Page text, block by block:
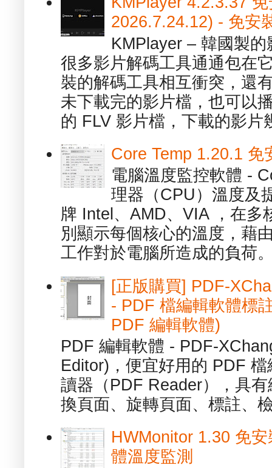
2026.7.24.12) - 免安
KMPlayer – 韓國製
很多影片解碼工具通通包在
裝的解碼工具相互衝突，還
未下載完的影片檔，也可以
的 FLV 影片檔，下載的影片
Core Temp 1.20.1 免
電腦溫度監控軟體 -
理器（CPU）溫度及
牌 Intel、AMD、VIA ，在多
別顯示每個核心的溫度，藉
工作對於電腦所造成的負荷
[正版購買] PDF-
- PDF 檔編輯軟體標
PDF 編輯軟體)
PDF 編輯軟體 - PDF-
Editor)，便宜好用的 PDF
讀器（PDF Reader），具
換頁面、旋轉頁面、標註、
HWMonitor 1.30 免
體溫度監測